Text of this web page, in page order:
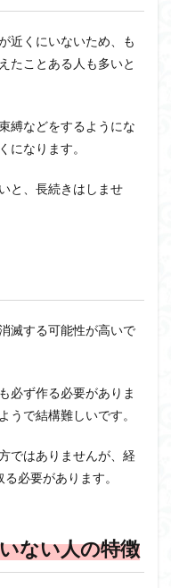
近くにいないため、も
たことある人も多いと
縛などをするようにな
になります。
と、長続きはしませ
滅する可能性が高いで
必ず作る必要がありま
うで結構難しいです。
ではありませんが、経
必要があります。
ない人の特徴